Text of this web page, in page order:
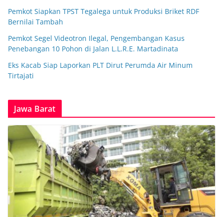
Pemkot Siapkan TPST Tegalega untuk Produksi Briket RDF
Bernilai Tambah
Pemkot Segel Videotron Ilegal, Pengembangan Kasus
Penebangan 10 Pohon di Jalan L.L.R.E. Martadinata
Eks Kacab Siap Laporkan PLT Dirut Perumda Air Minum
Tirtajati
Jawa Barat